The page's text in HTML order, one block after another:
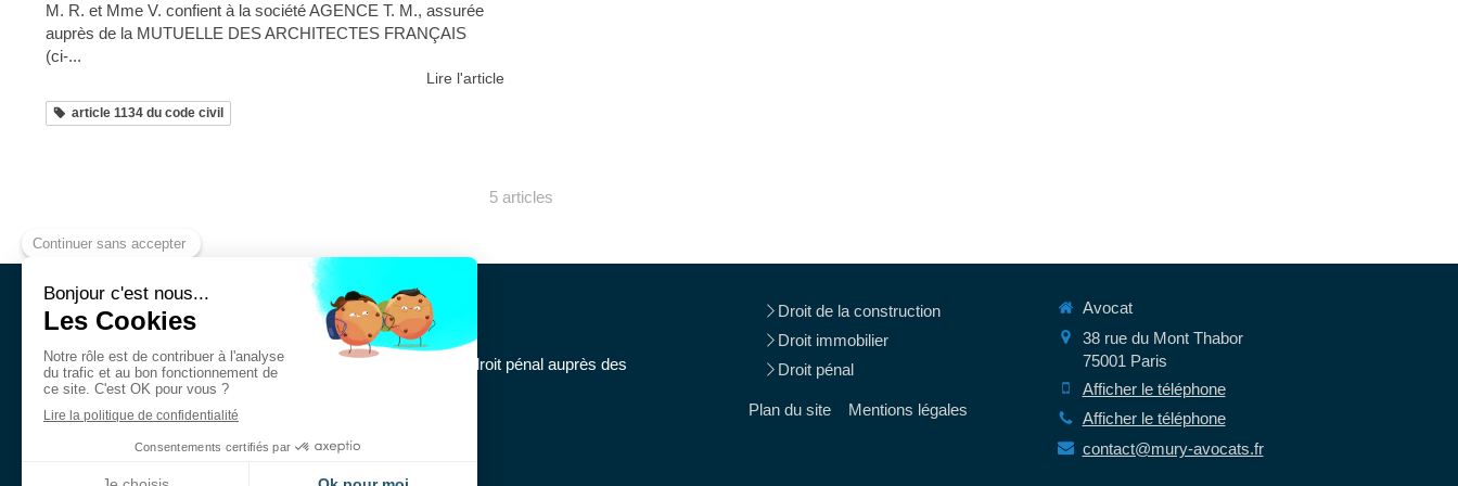
M. R. et Mme V. confient à la société AGENCE T. M., assurée
auprès de la MUTUELLE DES ARCHITECTES FRANÇAIS
(ci-...
Lire l'article
article 1134 du code civil
5 articles
Cabinet MURY Avocats
Le Cabinet MURY Avocats intervient en droit immobilier et en droit pénal auprès des
institutionnels, des sociétés et des particuliers.
Droit de la construction
Droit immobilier
Droit pénal
Plan du site Mentions légales
Avocat
38 rue du Mont Thabor
75001 Paris
Afficher le téléphone
Afficher le téléphone
contact@mury-avocats.fr